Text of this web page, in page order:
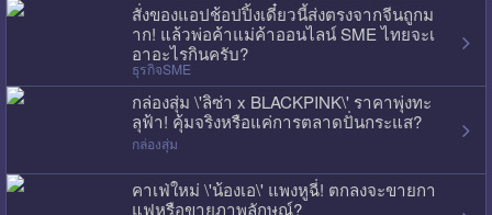
สั่งของแอปช้อปปิ้งเดี๋ยวนี้ส่งตรงจากจีนถูกม
าก! แล้วพ่อค้าแม่ค้าออนไลน์ SME ไทยจะเ
อาอะไรกินครับ?
ธุรกิจSME
กล่องสุ่ม \'ลิซ่า x BLACKPINK\' ราคาพุ่งทะ
ลุฟ้า! คุ้มจริงหรือแค่การตลาดปั่นกระแส?
กล่องสุ่ม
คาเฟ่ใหม่ \'น้องเอ\' แพงหูฉี่! ตกลงจะขายกา
แฟหรือขายภาพลักษณ์?